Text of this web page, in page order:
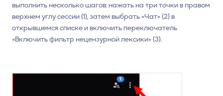
выполнить несколько шагов: нажать на три точки в правом
верхнем углу сессии (1), затем выбрать «Чат» (2) в
открывшемся списке и включить переключатель
«Включить фильтр нецензурной лексики» (3).